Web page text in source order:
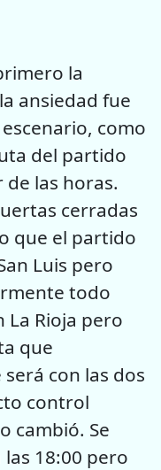
la
ansiedad fue
como
del partido
las horas.
cerradas
que el partido
Luis pero
todo
La Rioja pero
que
con las dos
control
cambió. Se
18:00 pero